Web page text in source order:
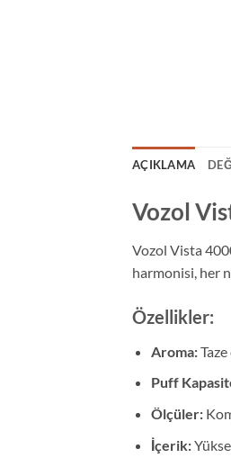
AÇIKLAMA
Vozol
Vozol Vista
harmonisi, her
Özellikler:
Aroma:
Puff
Ölçüler:
İçerik: